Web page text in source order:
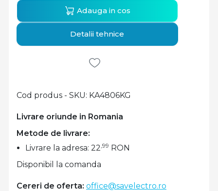
Livrare oriunde in Romania
Cod produs - SKU KA4806KG
Metode de livrare:
Livrare la adresa: 22,99 RON
Disponibil la comanda
Adauga in cos
Detalii tehnice
Cereri de oferta: office@savelectro.ro